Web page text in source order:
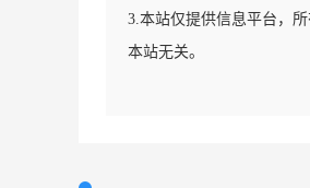
3.本站仅提供信息平台，
本站无关。